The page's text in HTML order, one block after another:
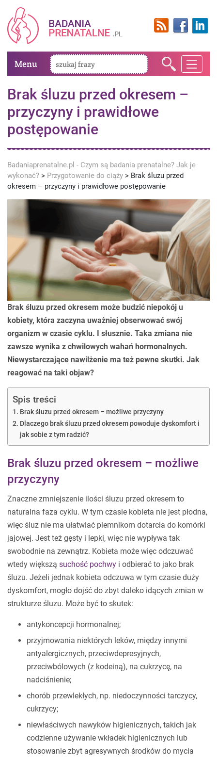
Menu
Brak śluzu przed okresem –
przyczyny i prawidłowe
postępowanie
Badaniaprenatalne.pl - Czym są badania prenatalne? Jak je
wykonać? > Przygotowanie do ciąży > Brak śluzu przed
okresem – przyczyny i prawidłowe postępowanie
Brak śluzu przed okresem może budzić niepokój u
kobiety, która zaczyna uważniej obserwować swój
organizm w czasie cyklu. I słusznie. Taka zmiana nie
zawsze wynika z chwilowych wahań hormonalnych.
Niewystarczające nawilżenie ma też pewne skutki. Jak
reagować na taki objaw?
Spis treści
Brak śluzu przed okresem – możliwe przyczyny
Dlaczego brak śluzu przed okresem powoduje dyskomfort i
jak sobie z tym radzić?
Brak śluzu przed okresem – możliwe
przyczyny
Znaczne zmniejszenie ilości śluzu przed okresem to
naturalna faza cyklu. W tym czasie kobieta nie jest płodna,
więc śluz nie ma ułatwiać plemnikom dotarcia do komórki
jajowej. Jest też gęsty i lepki, więc nie wypływa tak
swobodnie na zewnątrz. Kobieta może więc odczuwać
wtedy większą suchość pochwy i odbierać to jako brak
śluzu. Jeżeli jednak kobieta odczuwa w tym czasie duży
dyskomfort, mogło dojść do zbyt daleko idących zmian w
strukturze śluzu. Może być to skutek:
antykoncepcji hormonalnej;
przyjmowania niektórych leków, między innymi
antyalergicznych, przeciwdepresyjnych,
przeciwbólowych (z kodeiną), na cukrzycę, na
nadciśnienie;
chorób przewlekłych, np. niedoczynności tarczycy,
cukrzycy;
niewłaściwych nawyków higienicznych, takich jak
codzienne używanie wkładek higienicznych lub
stosowanie zbyt agresywnych środków do mycia